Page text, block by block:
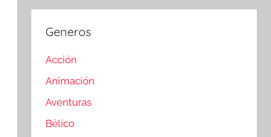
Generos
Acción
Animación
Aventuras
Bélico